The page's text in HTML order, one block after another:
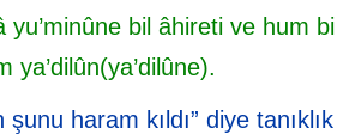
bil âhireti ve hum bi
ya’dilûn(ya’dilûne).
haram kıldı” diye tanıklık